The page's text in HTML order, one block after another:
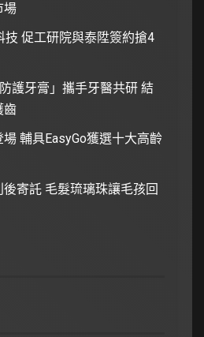
場
技 促工研院與泰陞簽約搶4
護牙膏」攜手牙醫共研 結
齒
輔具EasyGo獲選十大高齡
寄託 毛髮琉璃珠讓毛孩回